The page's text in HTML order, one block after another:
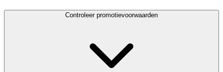
Controleer promotievoorwaarden